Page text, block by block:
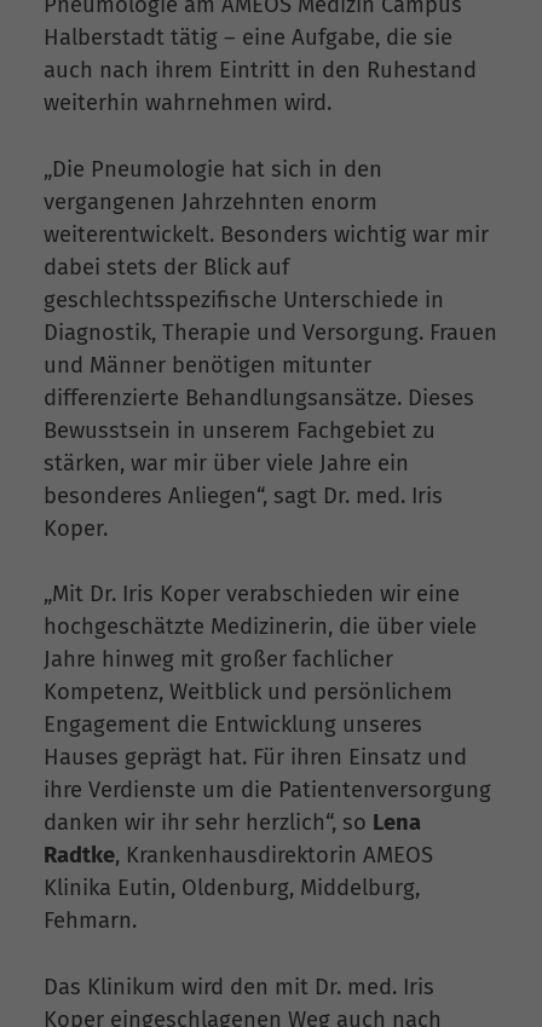
Halberstadt tätig – eine Aufgabe, die sie
auch nach ihrem Eintritt in den Ruhestand
weiterhin wahrnehmen wird.
„Die Pneumologie hat sich in den
vergangenen Jahrzehnten enorm
weiterentwickelt. Besonders wichtig war mir
dabei stets der Blick auf
geschlechtsspezifische Unterschiede in
Diagnostik, Therapie und Versorgung. Frauen
und Männer benötigen mitunter
differenzierte Behandlungsansätze. Dieses
Bewusstsein in unserem Fachgebiet zu
stärken, war mir über viele Jahre ein
besonderes Anliegen“, sagt Dr. med. Iris
Koper.
„Mit Dr. Iris Koper verabschieden wir eine
hochgeschätzte Medizinerin, die über viele
Jahre hinweg mit großer fachlicher
Kompetenz, Weitblick und persönlichem
Engagement die Entwicklung unseres
Hauses geprägt hat. Für ihren Einsatz und
ihre Verdienste um die Patientenversorgung
danken wir ihr sehr herzlich“, so Lena
Radtke, Krankenhausdirektorin AMEOS
Klinika Eutin, Oldenburg, Middelburg,
Fehmarn.
Das Klinikum wird den mit Dr. med. Iris
Koper eingeschlagenen Weg auch nach